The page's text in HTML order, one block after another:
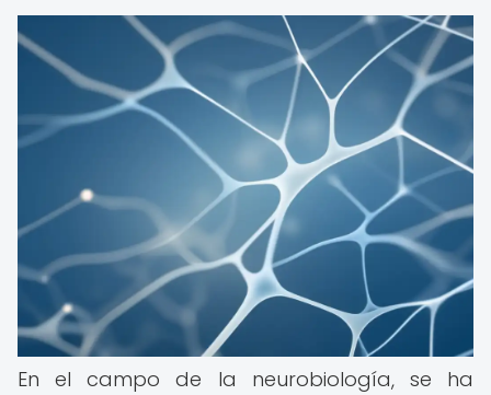
En el campo de la neurobiología, se ha